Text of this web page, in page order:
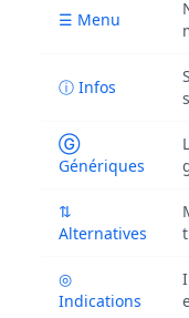
☰ Menu
ⓘ Infos
Ⓖ
Génériques
⇅
Alternatives
◎
Indications